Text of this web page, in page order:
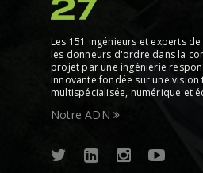
Les 151 ingénieurs et experts
les donneurs d'ordre dans la
projet par une ingénierie
innovante fondée sur une vision
multispécialisée, numérique et
Notre ADN